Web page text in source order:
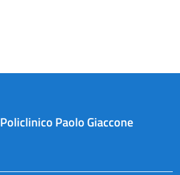
Policlinico Paolo Giaccone